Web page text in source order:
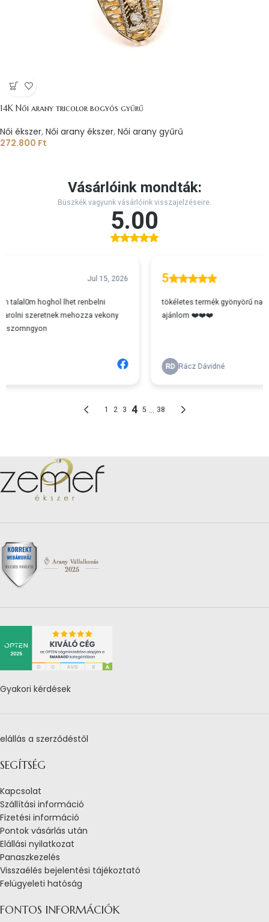
14K Női arany tricolor bogyós gyűrű
Női ékszer, Női arany ékszer, Női arany gyűrű
272.800 Ft
Gyakori kérdések
elállás a szerződéstől
SEGÍTSÉG
Kapcsolat
Szállítási információ
Fizetési információ
Pontok vásárlás után
Elállási nyilatkozat
Panaszkezelés
Visszaélés bejelentési tájékoztató
Felügyeleti hatóság
FONTOS INFORMÁCIÓK